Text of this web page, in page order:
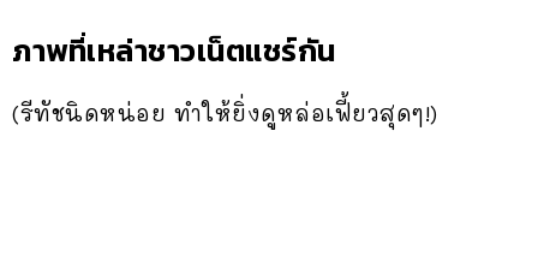
ภาพที่เหล่าชาวเน็ตแชร์กัน
(รีทัชนิดหน่อย ทำให้ยิ่งดูหล่อเฟี้ยวสุดๆ!)